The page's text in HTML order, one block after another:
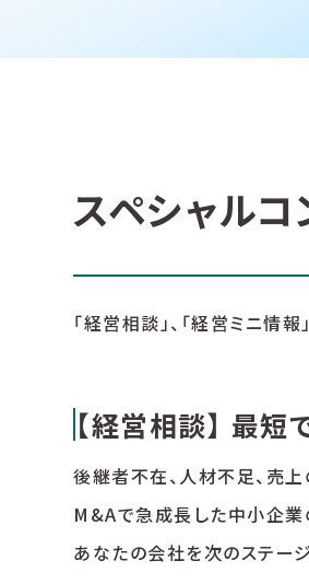
スペシャル
「経営相談」、「経営ミニ情
【経営相談】 最短
後継者不在、人材不足、売
M&Aで急成長した中小企業
あなたの会社を次のステー